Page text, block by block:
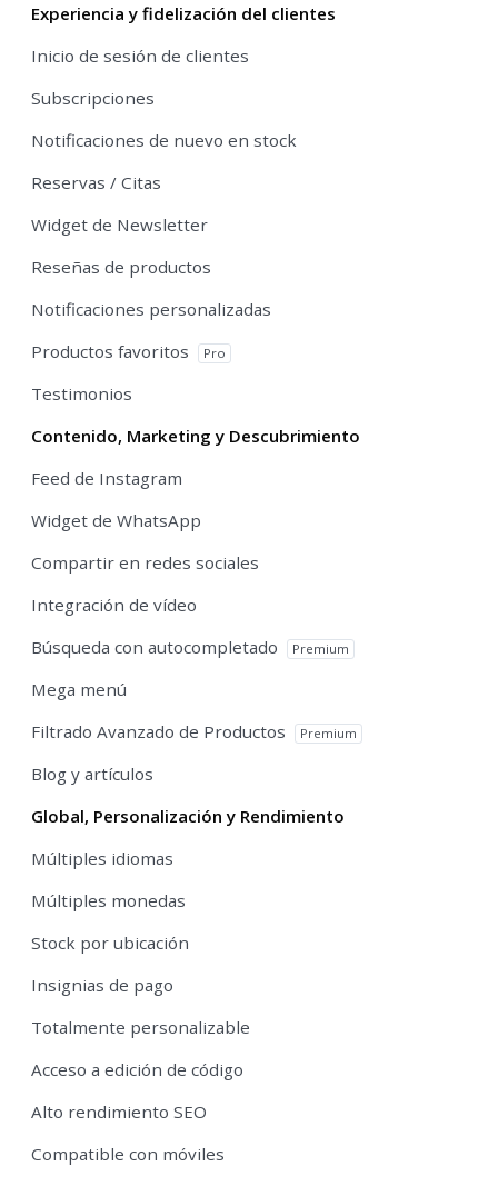
Experiencia y fidelización del clientes
Inicio de sesión de clientes
Subscripciones
Notificaciones de nuevo en stock
Reservas / Citas
Widget de Newsletter
Reseñas de productos
Notificaciones personalizadas
Productos favoritos
Pro
Testimonios
Contenido, Marketing y Descubrimiento
Feed de Instagram
Widget de WhatsApp
Compartir en redes sociales
Integración de vídeo
Búsqueda con autocompletado
Premium
Mega menú
Filtrado Avanzado de Productos
Premium
Blog y artículos
Global, Personalización y Rendimiento
Múltiples idiomas
Múltiples monedas
Stock por ubicación
Insignias de pago
Totalmente personalizable
Acceso a edición de código
Alto rendimiento SEO
Compatible con móviles